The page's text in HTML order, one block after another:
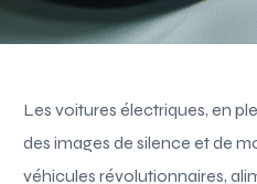
Les voitures électriques, en
des images de silence et de
véhicules révolutionnaires,